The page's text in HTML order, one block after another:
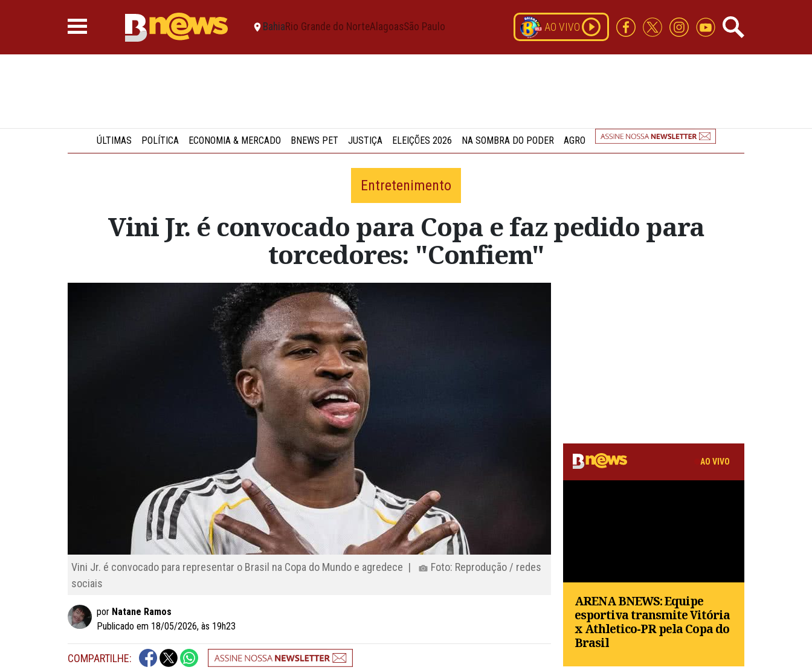
BahiaRio Grande do NorteAlagoasSão Paulo AO VIVO
ÚLTIMAS POLÍTICA ECONOMIA & MERCADO BNEWS PET JUSTIÇA ELEIÇÕES 2026 NA SOMBRA DO PODER AGRO
Entretenimento
Vini Jr. é convocado para Copa e faz pedido para
torcedores: "Confiem"
Vini Jr. é convocado para representar o Brasil na Copa do Mundo e agredece |
Foto: Reprodução / redes
sociais
por Natane Ramos
Publicado em 18/05/2026, às 19h23
COMPARTILHE:
AO VIVO
ARENA BNEWS: Equipe
esportiva transmite Vitória
x Athletico-PR pela Copa do
Brasil